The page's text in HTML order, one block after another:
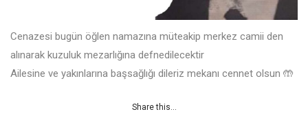
Cenazesi bugün öğlen namazına müteakip merkez camii den
alınarak kuzuluk mezarlığına defnedilecektir
Ailesine ve yakınlarına başsağlığı dileriz mekanı cennet olsun 🤲
Share this...